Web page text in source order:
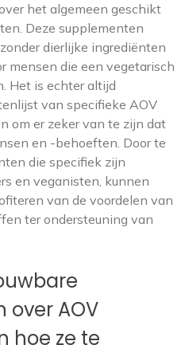
het algemeen geschikt
Deze supplementen
dierlijke ingrediënten
mensen die een vegetarisch
Het is echter altijd
van specifieke AOV
om er zeker van te zijn dat
en -behoeften. Door te
die specifiek zijn
en veganisten, kunnen
van de voordelen van
ter ondersteuning van
AOV
hoe ze te